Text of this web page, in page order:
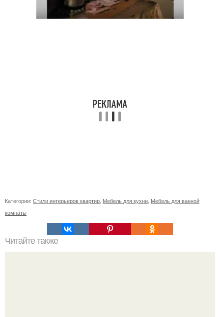
Категории: Стили интерьеров квартир Мебель для кухни Мебель для ванной
комнаты
Читайте также